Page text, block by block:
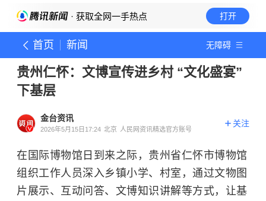
· 获取全网一手热点 打开
首页 新闻 无障碍
贵州仁怀：文博宣传进乡村 “文化盛宴”
下基层
金台资讯
2026年5月15日17:24 北京 人民网资讯精选官方账号
关注
在国际博物馆日到来之际，贵州省仁怀市博物馆
组织工作人员深入乡镇小学、村室，通过文物图
片展示、互动问答、文博知识讲解等方式，让基